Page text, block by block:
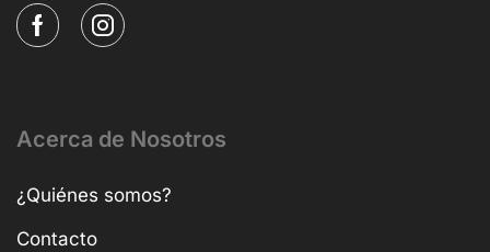
Acerca de Nosotros
¿Quiénes somos?
Contacto